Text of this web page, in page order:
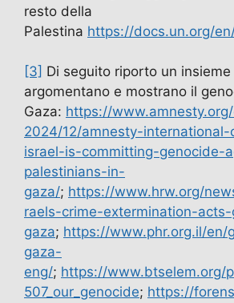
resto della
Palestina https://docs.un.org/
[3] Di seguito riporto un
argomentano e mostrano il
Gaza: https://
2024/12/amnesty-international-
israel-is-committing-genocide-
palestinians-in-
gaza/; https://www.hrw.org/
raels-crime-extermination-
gaza; https://www.phr.org.il/en/
gaza-
eng/; https://www.btselem.org/
507_our_genocide; https://